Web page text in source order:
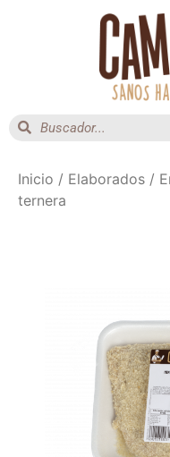
Inicio / Elaborados /
ternera